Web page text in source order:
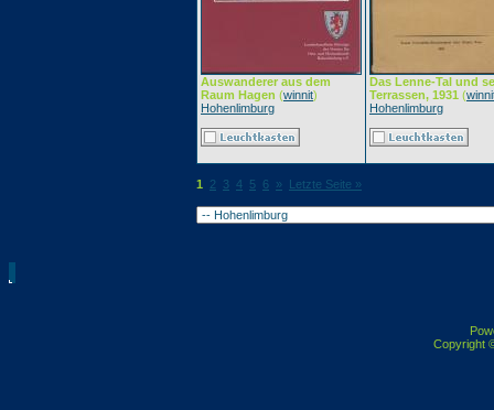
Auswanderer aus dem
Raum Hagen (winnit)
Hohenlimburg
Das Lenne-Tal und
Terrassen, 1931 (
Hohenlimburg
1 2 3 4 5 6 » Letzte Seite »
Copyright